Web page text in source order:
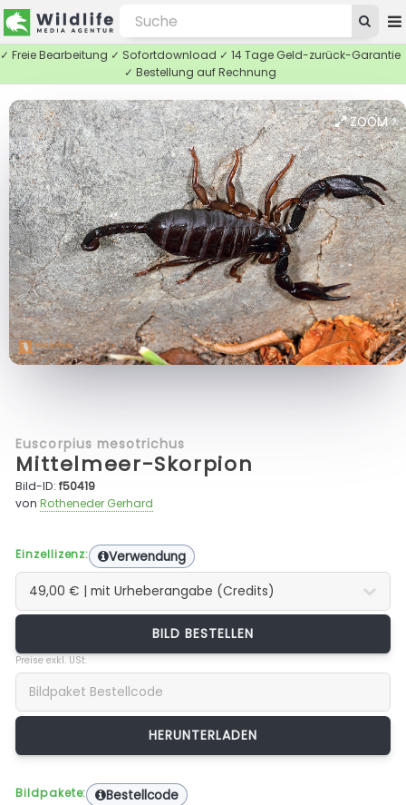
✓ Freie Bearbeitung ✓ Sofortdownload ✓ 14 Tage Geld-zurück-Garantie
✓ Bestellung auf Rechnung
ZOOM
Euscorpius mesotrichus
Mittelmeer-Skorpion
Bild-ID:f50419
vonRotheneder Gerhard
Einzellizenz: Verwendung
BILD BESTELLEN
Preise exkl. USt.
Bildpakete: Bestellcode